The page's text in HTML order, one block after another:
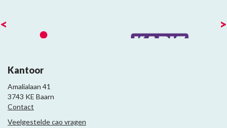
< >
Kantoor
Amalialaan 41
3743 KE Baarn
Contact
Veelgestelde cao vragen